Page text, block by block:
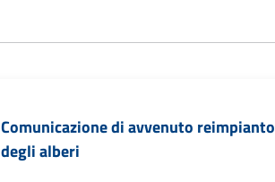
Comunicazione di avvenuto reimpianto
degli alberi